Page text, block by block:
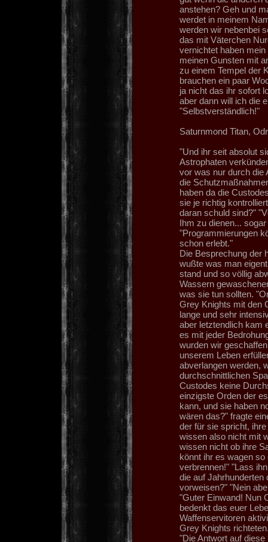
anstehen? Geh und
werdet in meinem
werden wir nebenbei
das mit Väterchen
vernichtet haben
meinen Gunsten mit
zu einem Tempel der
brauchen ein paar
ja nicht das ihr sofort
aber dann will ich die
"Selbstverständlich!"
Saturnmond Titan,
"Und ihr seit absolut
Astrophaten
vor was nur durch die
die
haben da die
sie je richtig
daran schuld sind?"
Ihm zu dienen...
"Programmierungen
schon erlebt."
Die Besprechung der
wußte was man
stand und so völlig
Wassern
was sie tun sollten.
Grey Knights mit den
lange und sehr
aber letztendlich kam
es mit jeder
wurden wir
unserem Leben
abverlangen werden,
durchschnittlichen
Custodes keine
einzigste Orden der
kann, und sie haben
wären das?" fragte
der für sie spricht,
wissen also nicht mit
wissen nicht ob ihre
könnt ihr es wagen
verbrennen!" "Lass
die auf Jahrhunderten
vorweisen?" "Nein
"Guter Einwand! Nun
bedenkt das euer
Waffenservitoren
Grey Knights
"Die Antwort auf